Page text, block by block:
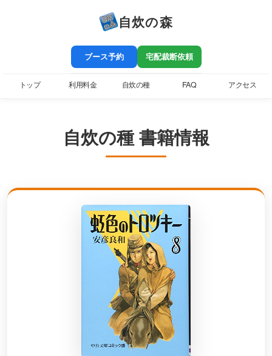
自炊の森
ブース予約 宅配裁断依頼
トップ 利用料金 自炊の種 FAQ アクセス
自炊の種 書籍情報